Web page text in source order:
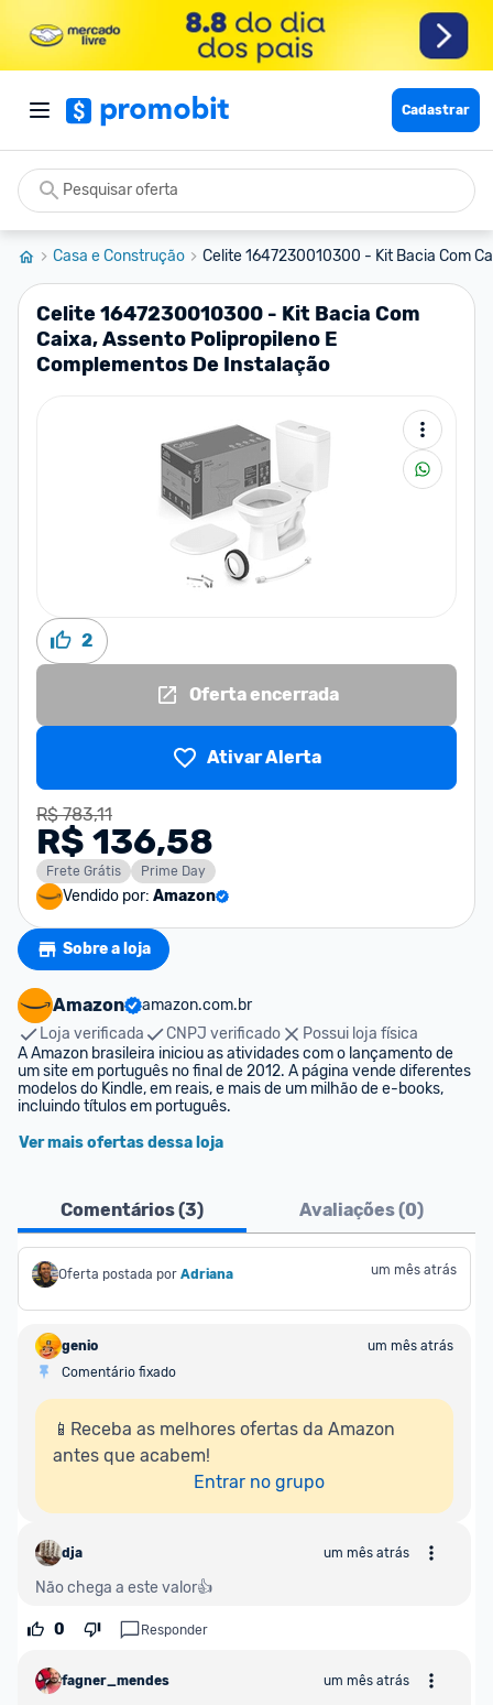
Cadastrar
Casa e Construção Celite 1647230010300 - Kit Bacia Com
Celite 1647230010300 - Kit Bacia Com
Caixa, Assento Polipropileno E
Complementos De Instalação
2
Oferta encerrada
Ativar Alerta
R$ 783,11
R$ 136,58
Frete Grátis Prime Day
Vendido por: Amazon
Sobre a loja
Amazon
amazon.com.br
Loja verificada
CNPJ verificado
Possui loja física
A Amazon brasileira iniciou as atividades com o lançamento de
um site em português no final de 2012. A página vende diferentes
modelos do Kindle, em reais, e mais de um milhão de e-books,
incluindo títulos em português.
Ver mais ofertas dessa loja
Comentários (3) Avaliações (0)
Oferta postada por Adriana um mês atrás
genio
um mês atrás
Comentário fixado
📱Receba as melhores ofertas da Amazon
antes que acabem!
Entrar no grupo
dja um mês atrás
Não chega a este valor👍
0 Responder
fagner_mendes um mês atrás